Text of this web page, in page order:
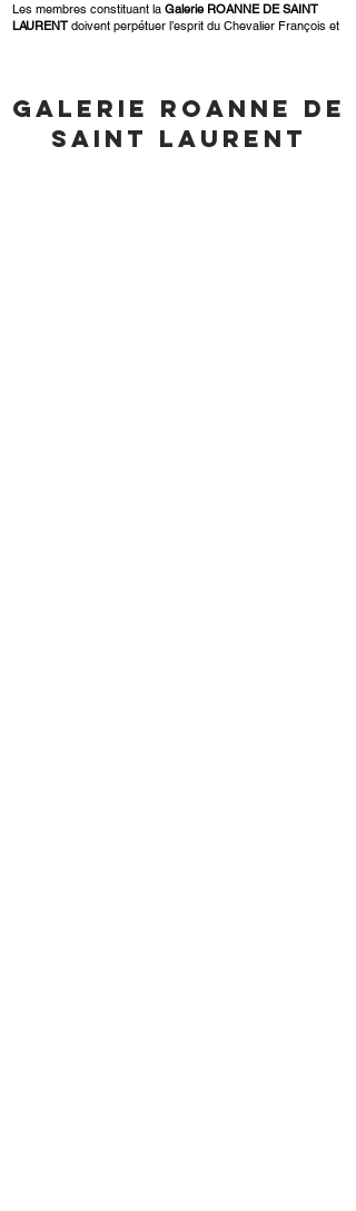
Les membres constituant la Galerie ROANNE DE SAINT
LAURENT doivent perpétuer l’esprit du Chevalier François et
GALERIE ROANNE DE
SAINT LAURENT